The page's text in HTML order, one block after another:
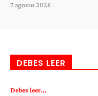
7 agosto 2026
DEBES LEER
Debes leer...